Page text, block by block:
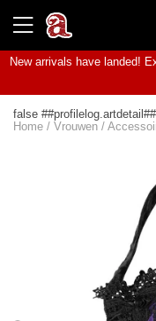
New arrivals have landed!
false ##profilelog.artdetail##
Home / Vrouwen /